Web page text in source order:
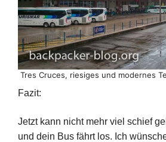
Tres Cruces, riesiges und modernes
Fazit:
Jetzt kann nicht mehr viel schief
und dein Bus fährt los. Ich